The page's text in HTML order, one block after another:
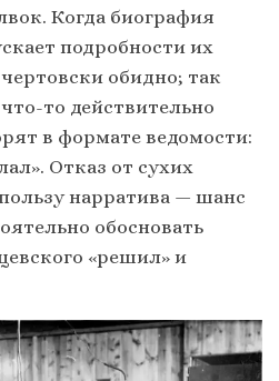
Когда биография
подробности их
обидно; так
то действительно
в формате ведомости:
Отказ от сухих
нарратива — шанс
обосновать
«решил» и